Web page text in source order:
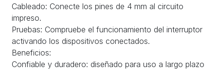
Cableado: Conecte los pines de 4 mm al circuito
impreso.
Pruebas: Compruebe el funcionamiento del interruptor
activando los dispositivos conectados.
Beneficios:
Confiable y duradero: diseñado para uso a largo plazo